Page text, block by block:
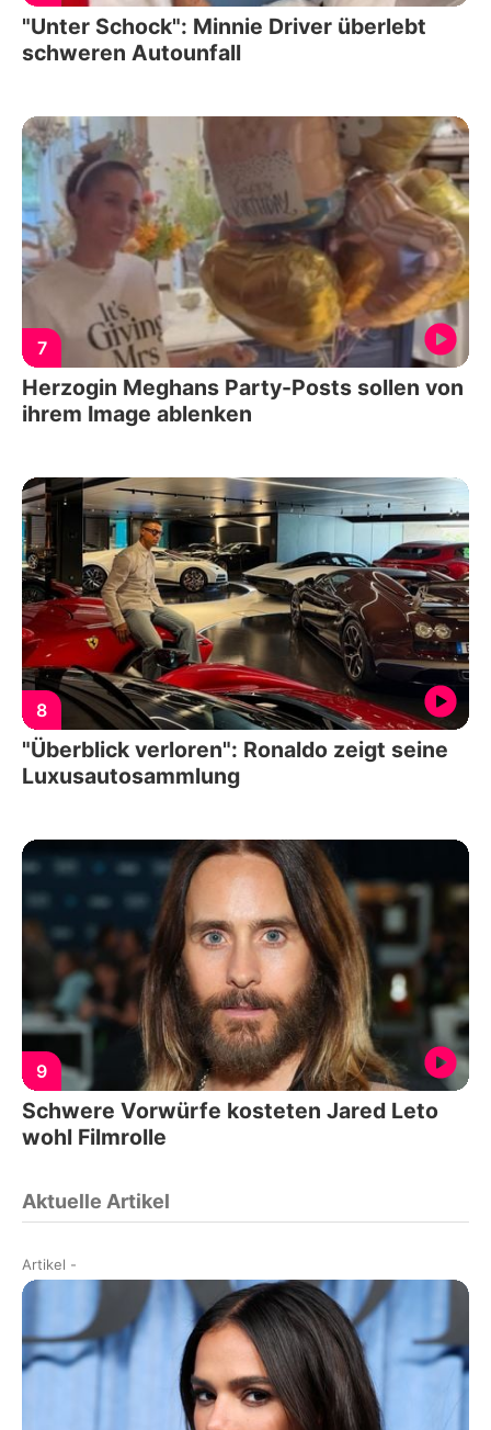
"Unter Schock": Minnie Driver überlebt
schweren Autounfall
7
Herzogin Meghans Party-Posts sollen von
ihrem Image ablenken
8
"Überblick verloren": Ronaldo zeigt seine
Luxusautosammlung
9
Schwere Vorwürfe kosteten Jared Leto
wohl Filmrolle
Aktuelle Artikel
Artikel -